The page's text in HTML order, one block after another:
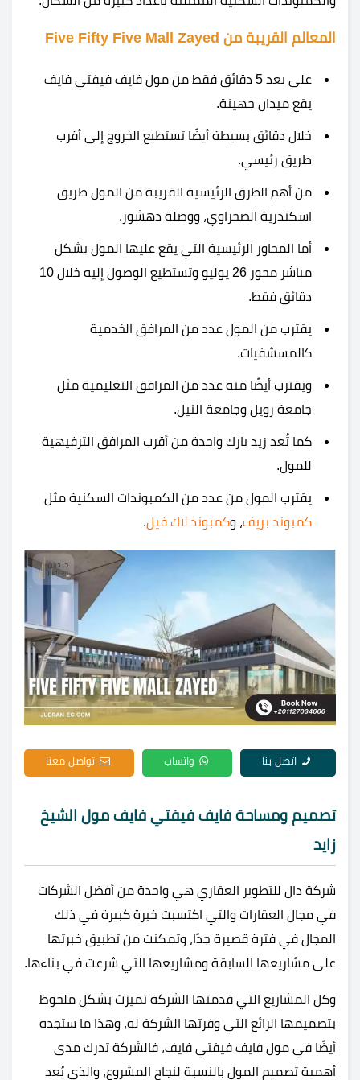
المعالم القريبة من Five Fifty Five Mall Zayed
على بعد 5 دقائق فقط من
مول فايف فيفتي فايف
يقع ميدان جهينة.
خلال دقائق بسيطة أيضًا تستطيع الخروج إلى أقرب
طريق رئيسي.
من أهم الطرق الرئيسية القريبة من المول طريق
اسكندرية الصحراوي، ووصلة دهشور.
أما المحاور الرئيسية التي يقع عليها المول بشكل
مباشر محور 26 يوليو وتستطيع الوصول إليه خلال 10
دقائق فقط.
يقترب من المول عدد من المرافق الخدمية
كالمسشفيات.
ويقترب أيضًا منه عدد من المرافق التعليمية مثل
جامعة زويل وجامعة النيل.
كما تُعد زيد بارك واحدة من أقرب المرافق الترفيهية
للمول.
يقترب المول من عدد من الكمبوندات السكنية مثل
كمبوند بريف، وكمبوند لاك فيل.
اتصل بنا واتساب تواصل معنا
تصميم ومساحة فايف فيفتي فايف مول الشيخ
زايد
شركة دال للتطوير العقاري هي واحدة من أفضل الشركات
في مجال العقارات والتي اكتسبت خبرة كبيرة في ذلك
المجال في فترة قصيرة جدًا، وتمكنت من تطبيق خبرتها
على مشاريعها السابقة ومشاريعها التي شرعت في بناءها.
وكل المشاريع التي قدمتها الشركة تميزت بشكل ملحوظ
بتصميمها الرائع التي وفرتها الشركة له، وهذا ما ستجده
أيضًا في مول فايف فيفتي فايف، فالشركة تدرك مدى
أهمية تصميم المول بالنسبة لنجاح المشروع، والذي يُعد